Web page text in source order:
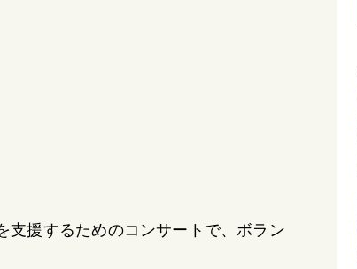
支援するためのコンサートで、ボラン